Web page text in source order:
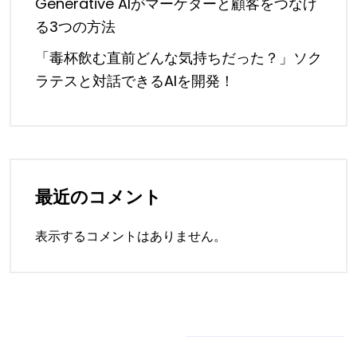
る3つの方法
「毒杯飲む直前どんな気持ちだった？」ソク
ラテスと対話できるAIを開発！
最近のコメント
表示するコメントはありません。